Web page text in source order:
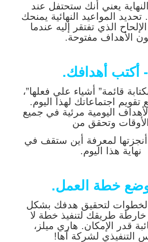
يعني أنك ستحتفل عند
المواعيد النهائية يمنحك
الذي تفتقر إليه عندما
الأهداف مفتوحة.
قائمة” أشياء علي فعلها”،
اجتماعاتك لهذا اليوم.
اليومية مرئية في جميع
الأوقات وتحقق من
أنجزتها لمعرفة أين ستقف في
نهاية هذا اليوم.
الخطوات لتحقيق هدفك بشكل
طريقك لتنفيذ خطة لا
قدر الإمكان. هاري ميلز،
التنفيذي لشركة آها!